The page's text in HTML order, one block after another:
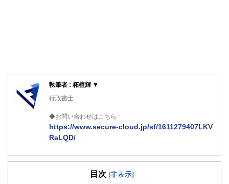
執筆者 : 柘植輝 ▼
行政書士
◆お問い合わせはこちら
https://www.secure-cloud.jp/sf/1611279407LKV
RaLQD/
２級ファイナンシャルプランナー
活かして活動を始める。
目次 [非表示]